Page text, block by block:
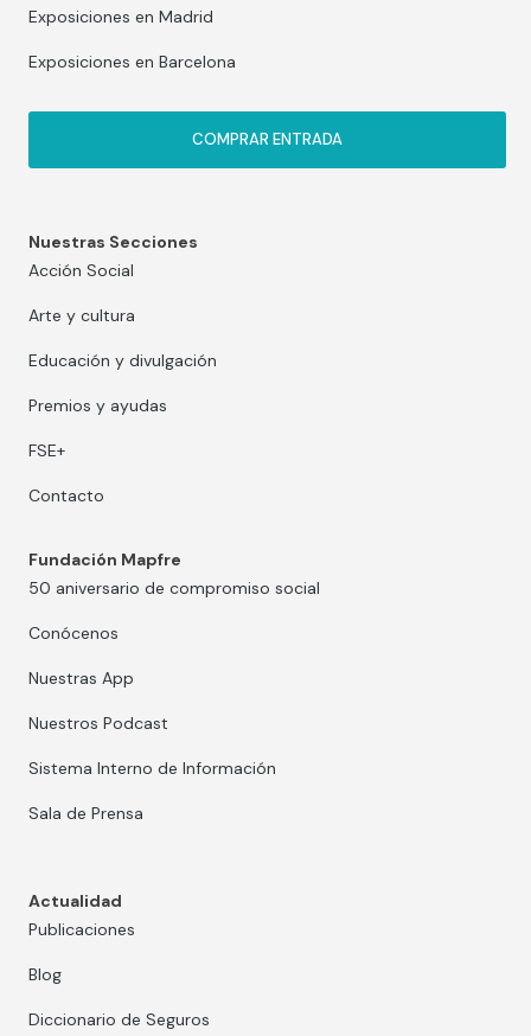
Exposiciones en Madrid
Exposiciones en Barcelona
COMPRAR ENTRADA
Nuestras Secciones
Acción Social
Arte y cultura
Educación y divulgación
Premios y ayudas
FSE+
Contacto
Fundación Mapfre
50 aniversario de compromiso social
Conócenos
Nuestras App
Nuestros Podcast
Sistema Interno de Información
Sala de Prensa
Actualidad
Publicaciones
Blog
Diccionario de Seguros